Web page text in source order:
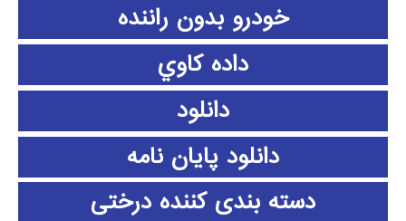
خودرو بدون راننده
داده كاوي
دانلود
دانلود پايان نامه
دسته بندی کننده درختی